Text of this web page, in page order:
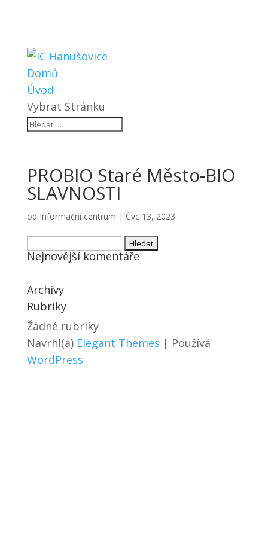
Domů
Úvod
Vybrat Stránku
PROBIO Staré Město-BIO
SLAVNOSTI
od Informační centrum | Čvc 13, 2023
Vyhledávání
Nejnovější komentáře
Archivy
Rubriky
Žádné rubriky
Navrhl(a) Elegant Themes | Používá
WordPress